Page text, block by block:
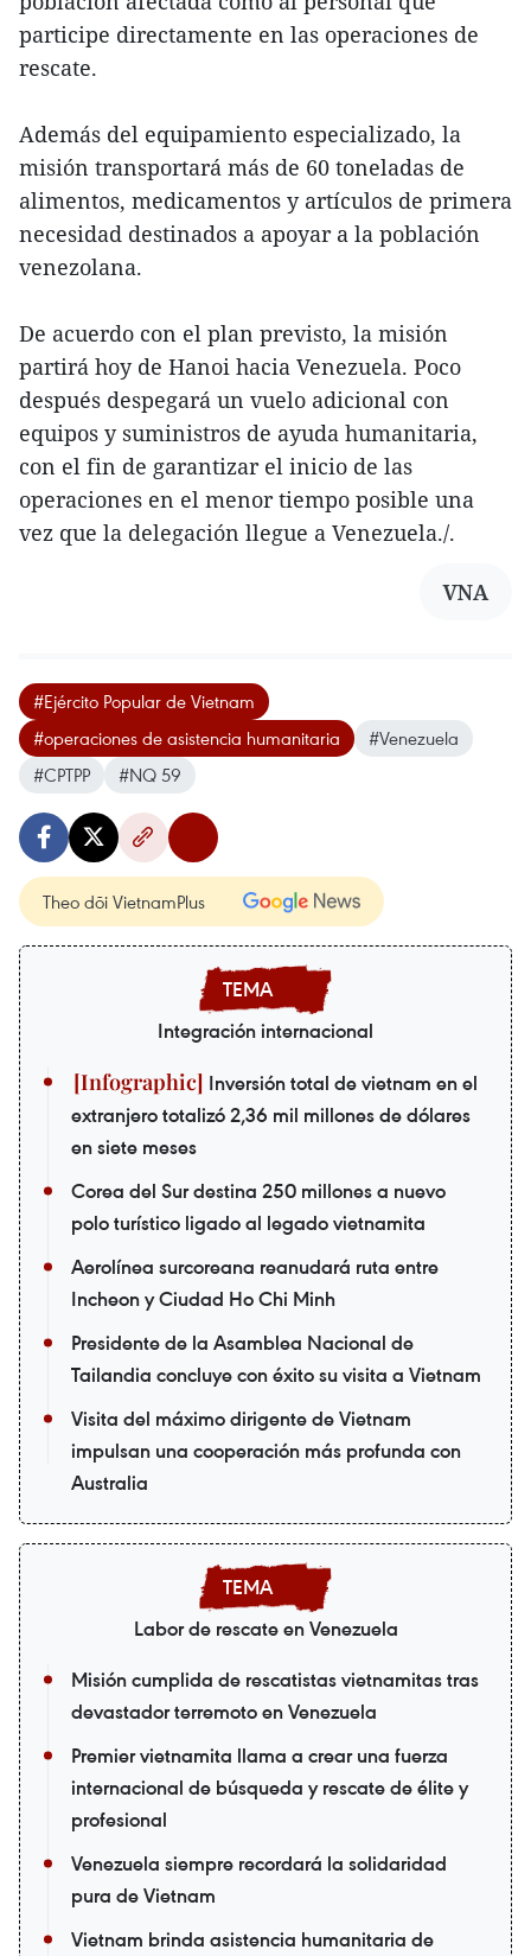
participe directamente en las operaciones de
rescate.
Además del equipamiento especializado, la
misión transportará más de 60 toneladas de
alimentos, medicamentos y artículos de primera
necesidad destinados a apoyar a la población
venezolana.
De acuerdo con el plan previsto, la misión
partirá hoy de Hanoi hacia Venezuela. Poco
después despegará un vuelo adicional con
equipos y suministros de ayuda humanitaria,
con el fin de garantizar el inicio de las
operaciones en el menor tiempo posible una
vez que la delegación llegue a Venezuela./.
VNA
#Ejército Popular de Vietnam
#operaciones de asistencia humanitaria
#Venezuela
#CPTPP
#NQ 59
Theo dõi VietnamPlus
Integración internacional
Inversión total de vietnam en el
extranjero totalizó 2,36 mil millones de dólares
en siete meses
Corea del Sur destina 250 millones a nuevo
polo turístico ligado al legado vietnamita
Aerolínea surcoreana reanudará ruta entre
Incheon y Ciudad Ho Chi Minh
Presidente de la Asamblea Nacional de
Tailandia concluye con éxito su visita a Vietnam
Visita del máximo dirigente de Vietnam
impulsan una cooperación más profunda con
Australia
Labor de rescate en Venezuela
Misión cumplida de rescatistas vietnamitas tras
devastador terremoto en Venezuela
Premier vietnamita llama a crear una fuerza
internacional de búsqueda y rescate de élite y
profesional
Venezuela siempre recordará la solidaridad
pura de Vietnam
Vietnam brinda asistencia humanitaria de